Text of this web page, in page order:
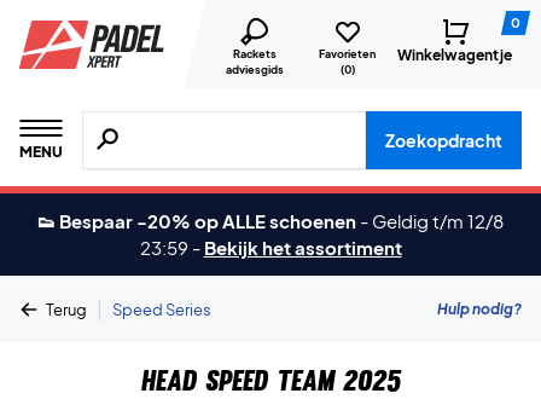
Rackets
adviesgids
Favorieten
(0)
0
Winkelwagentje
MENU
Zoeken naar producten, merken etc.
Zoekopdracht
👟 Bespaar -20% op ALLE schoenen - Geldig t/m 12/8
23:59 - Bekijk het assortiment
Terug | Speed Series Hulp nodig?
Head Speed Team 2025